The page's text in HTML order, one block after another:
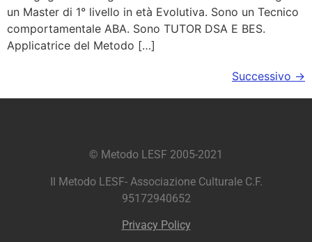
un Master di 1° livello in età Evolutiva. Sono un Tecnico
comportamentale ABA. Sono TUTOR DSA E BES.
Applicatrice del Metodo […]
Successivo →
© Metodo LESF 2005-2021
Il Metodo LESF- Associazione Culturale C.F.
95172940652
Privacy Policy